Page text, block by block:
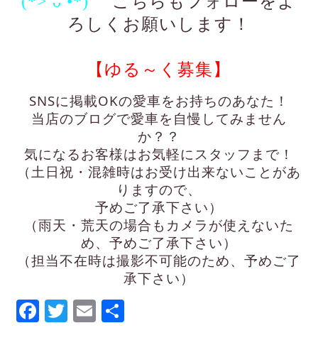
ろしくお願いします！
【ゆる～く募集】
SNSに掲載OKの愛車をお持ちのあなた！
当店のブログで愛車を自慢してみません
か？？
気になるお客様はお気軽にスタッフまで！
（土日祝・混雑時はお受け出来ないことがあ
りますので、
予めご了承下さい）
（雨天・荒天の場合もカメラが使えないた
め、予めご了承下さい）
（担当不在時は撮影不可能のため、予めご了
承下さい）
Facebook
Twitter
EmailShare